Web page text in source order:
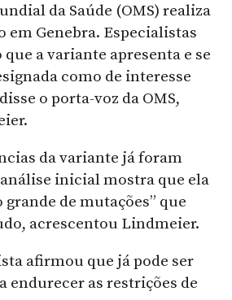
da Saúde (OMS) realiza
em Genebra. Especialistas
a variante apresenta e se
como de interesse
o porta-voz da OMS,
da variante já foram
inicial mostra que ela
de mutações” que
acrescentou Lindmeier.
afirmou que já pode ser
endurecer as restrições de